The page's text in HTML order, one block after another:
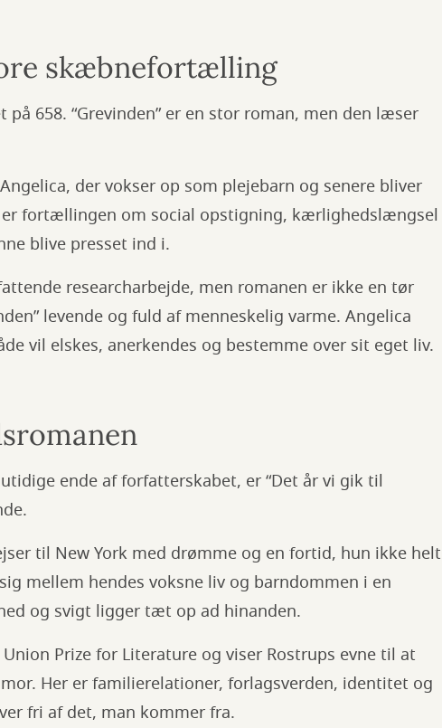
skæbnefortælling
658. “Grevinden” er en stor roman, men den læser
der vokser op som plejebarn og senere bliver
er fortællingen om social opstigning, kærlighedslængsel
blive presset ind i.
researcharbejde, men romanen er ikke en tør
levende og fuld af menneskelig varme. Angelica
vil elskes, anerkendes og bestemme over sit eget liv.
ende af forfatterskabet, er “Det år vi gik til
til New York med drømme og en fortid, hun ikke helt
mellem hendes voksne liv og barndommen i en
og svigt ligger tæt op ad hinanden.
Prize for Literature og viser Rostrups evne til at
Her er familierelationer, forlagsverden, identitet og
fri af det, man kommer fra.